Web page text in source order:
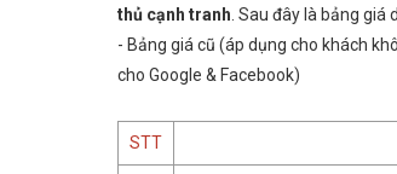
thủ cạnh tranh . Sau đây là bảng giá
- Bảng giá cũ (áp dụng cho khách
cho Google & Facebook)
STT